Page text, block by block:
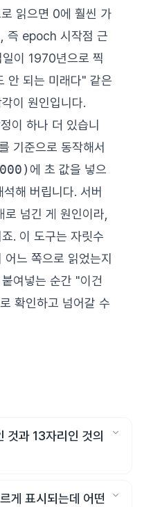
읽으면 0에 훨씬 가
즉 epoch 시작점 근
이 1970년으로 찍
안 되는 미래다" 같은
이 원인입니다.
이 하나 더 있습니
기준으로 동작해서
에 초 값을 넣으
해 버립니다. 서버
로 넘긴 게 원인이라,
. 이 도구는 자릿수
느 쪽으로 읽었는지
여넣는 순간 "이건
확인하고 넘어갈 수
것과 13자리인 것의
게 표시되는데 어떤